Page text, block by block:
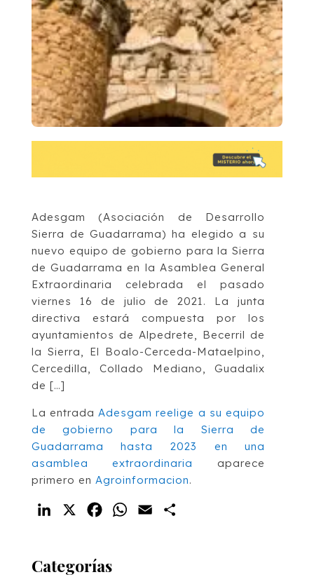
Adesgam (Asociación de Desarrollo
Sierra de Guadarrama) ha elegido a su
nuevo equipo de gobierno para la Sierra
de Guadarrama en la Asamblea General
Extraordinaria celebrada el pasado
viernes 16 de julio de 2021. La junta
directiva estará compuesta por los
ayuntamientos de Alpedrete, Becerril de
la Sierra, El Boalo-Cerceda-Mataelpino,
Cercedilla, Collado Mediano, Guadalix
de […]
La entrada Adesgam reelige a su equipo
de gobierno para la Sierra de
Guadarrama hasta 2023 en una
asamblea extraordinaria
aparece
primero en Agroinformacion.
LinkedIn FacebookWhatsApp
Email
Categorías